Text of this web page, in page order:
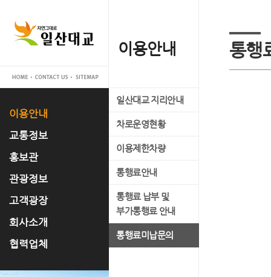
이용안내
이용안내
일산대교 지리안내
차로운영현황
이용제한차량
통행료안내
통행료 납부 및
부가통행료 안내
통행료미납문의
교통정보
교통정보
실시간 교통정보
교통관리 시스템 소개
홍보관
홍보관
일산대교 갤러리
홍보 동영상
언론 속 일산대교
자료실
관광정보
관광정보
관광명소
축제정보
문화유적
맛집정보
고객광장
고객광장
공지사항
고객의 소리
FAQ
회사소개
회사소개
대표이사 인사말
사업개요
사업추진경과
운영조직
경영공시
협력업체
협력업체
입찰공고
통행